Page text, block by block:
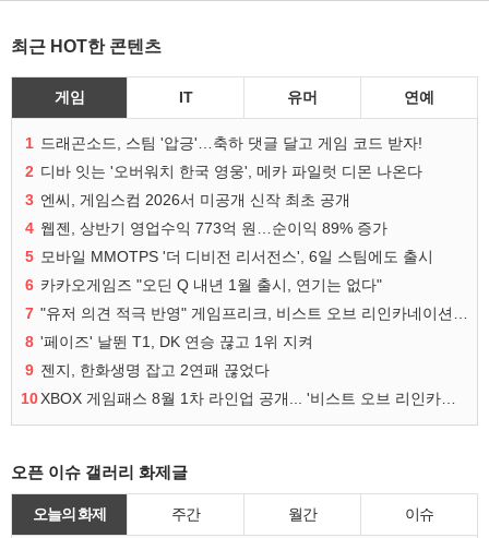
최근 HOT한 콘텐츠
게임 IT 유머 연예
1 드래곤소드, 스팀 '압긍'…축하 댓글 달고 게임 코드 받자!
2 디바 잇는 '오버워치 한국 영웅', 메카 파일럿 디몬 나온다
3 엔씨, 게임스컴 2026서 미공개 신작 최초 공개
4 웹젠, 상반기 영업수익 773억 원…순이익 89% 증가
5 모바일 MMOTPS '더 디비전 리서전스', 6일 스팀에도 출시
6 카카오게임즈 "오딘 Q 내년 1월 출시, 연기는 없다"
7
"유저 의견 적극 반영" 게임프리크, 비스트 오브 리인카네이션 개선 나선다
8 '페이즈' 날뛴 T1, DK 연승 끊고 1위 지켜
9 젠지, 한화생명 잡고 2연패 끊었다
10
XBOX 게임패스 8월 1차 라인업 공개... '비스트 오브 리인카네이션' 즉시 합류
오픈 이슈 갤러리 화제글
오늘의 화제 주간 월간 이슈